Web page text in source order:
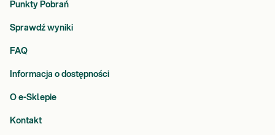
Punkty Pobrań
Sprawdź wyniki
FAQ
Informacja o dostępności
O e-Sklepie
Kontakt